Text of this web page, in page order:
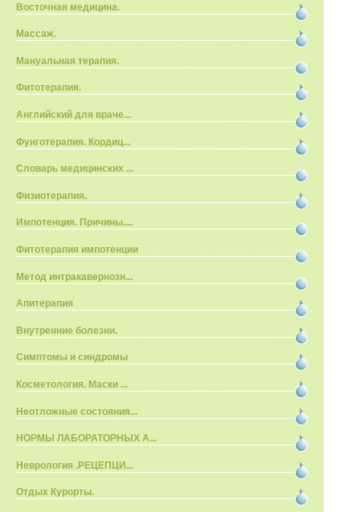
Восточная медицина.
Массаж.
Мануальная терапия.
Фитотерапия.
Английский для враче...
Фунготерапия. Кордиц...
Словарь медицинских ...
Физиотерапия.
Импотенция. Причины....
Фитотерапия импотенции
Метод интракавернозн...
Апитерапия
Внутренние болезни.
Симптомы и синдромы
Косметология. Маски ...
Неотложные состояния...
НОРМЫ ЛАБОРАТОРНЫХ А...
Неврология .РЕЦЕПЦИ...
Отдых Курорты.